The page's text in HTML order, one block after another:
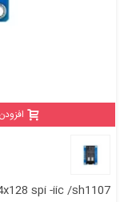
spi -iic /sh1107